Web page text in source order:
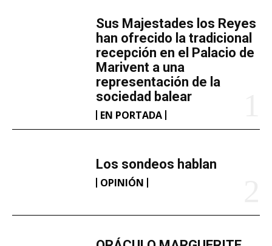
​Sus Majestades los Reyes
han ofrecido la tradicional
recepción en el Palacio de
Marivent​ a una
representación de la
sociedad balear
EN PORTADA
Los sondeos hablan
OPINIÓN